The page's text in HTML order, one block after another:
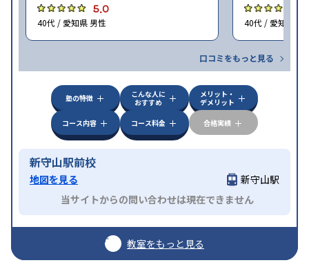
5.0
40代 / 愛知県 男性 40代 / 愛知県 男
口コミをもっと見る
塾の特徴
こんな人に
おすすめ
メリット・
デメリット
コース内容
コース料金 合格実績
新守山駅前校
地図を見る
新守山駅
当サイトからの問い合わせは現在できません
教室をもっと見る